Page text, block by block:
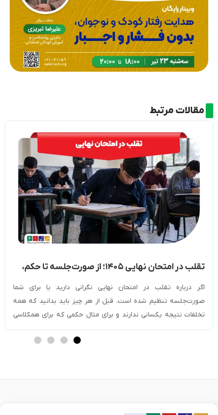
مقالات مرتبط
تقلب در امتحان نهایی ۱۴۰۵؛ از صورت‌جلسه تا حکم،
مجازات و دفاعیه
اگر درباره تقلب در امتحان نهایی نگرانی دارید یا برای شما
صورت‌جلسه تنظیم شده است، قبل از هر چیز باید بدانید که همه
تخلفات نتیجه یکسانی ندارند و برای مثال حکمی که برای همکلاسی
دیگرتان داده شده، ممکن است با حکم شما متفاوت باشد. نوع رفتار،
شواهد موجود، نظر مراقبان و رای مرجع رسیدگی همگی […]